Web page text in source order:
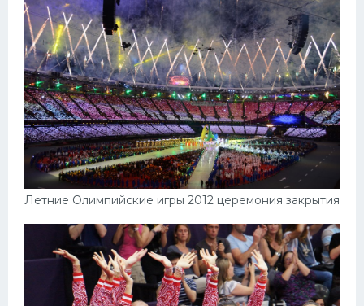
Летние Олимпийские игры 2012 церемония закрытия